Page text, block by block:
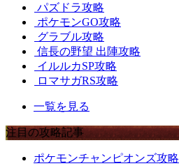
パズドラ攻略
ポケモンGO攻略
グラブル攻略
信長の野望 出陣攻略
イルルカSP攻略
ロマサガRS攻略
一覧を見る
注目の攻略記事
ポケモンチャンピオンズ攻略